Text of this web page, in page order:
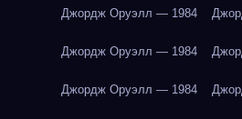
Джордж Оруэлл — 1984
Джордж Оруэлл — 1984
Джордж Оруэлл — 1984